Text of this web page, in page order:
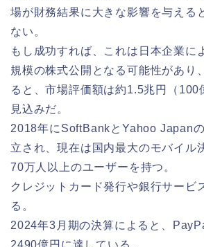
場が財務結果に大きな影響を与える
ない。
もし成功すれば、これは日本企業に
規模の株式公開となる可能性があり
ると、市場評価額は約1.5兆円（100
見込みだ。
2018年にSoftBankとYahoo Japan
立され、現在は国内最大のモバイル
70万人以上のユーザーを持つ。
クレジットカード発行や銀行サービ
る。
2024年3月期の決算によると、